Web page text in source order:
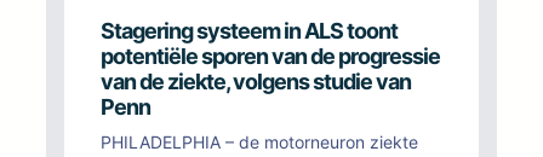
Stagering systeem in ALS toont
potentiële sporen van de progressie
van de ziekte, volgens studie van
Penn
PHILADELPHIA – de motorneuron ziekte